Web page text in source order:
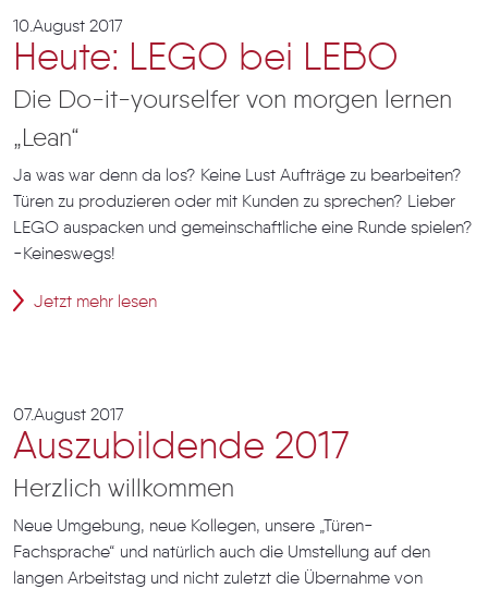
10.August 2017
Heute: LEGO bei LEBO
Die Do-it-yourselfer von morgen lernen
„Lean“
Ja was war denn da los? Keine Lust Aufträge zu bearbeiten?
Türen zu produzieren oder mit Kunden zu sprechen? Lieber
LEGO auspacken und gemeinschaftliche eine Runde spielen?
-Keineswegs!
Jetzt mehr lesen
07.August 2017
Auszubildende 2017
Herzlich willkommen
Neue Umgebung, neue Kollegen, unsere „Türen-
Fachsprache“ und natürlich auch die Umstellung auf den
langen Arbeitstag und nicht zuletzt die Übernahme von